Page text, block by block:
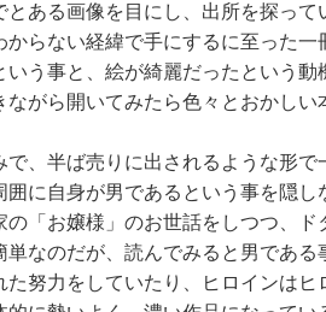
ある画像を目にし、出所を探っ
からない経緯で手にするに至った
いう事と、絵が綺麗だったという
ながら開いてみたら色々とおかし
、半ば売りに出されるような形で
囲に自身が男であるという事を隠
の「お嬢様」のお世話をしつつ、
なのだが、読んでみると男であ
た努力をしていたり、ヒロインは